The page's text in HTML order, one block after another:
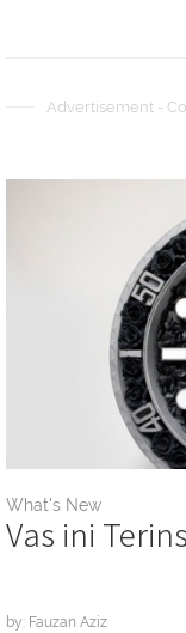
Advertisement -
What's New
Vas ini
by: Fauzan Aziz